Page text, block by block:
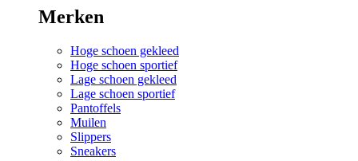
Merken
Hoge schoen gekleed
Hoge schoen sportief
Lage schoen gekleed
Lage schoen sportief
Pantoffels
Muilen
Slippers
Sneakers